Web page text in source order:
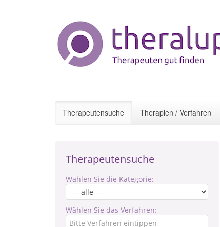
Therapeutensuche Therapien / Verfahren
Therapeutensuche
Wählen Sie die Kategorie:
Wählen Sie das Verfahren: